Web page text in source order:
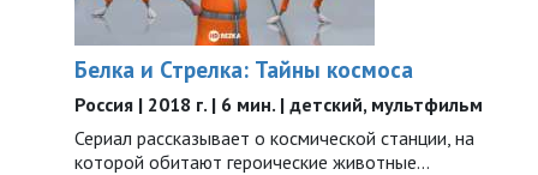
Белка и Стрелка: Тайны космоса
Россия | 2018 г. | 6 мин. | детский, мультфильм
Сериал рассказывает о космической станции, на
которой обитают героические животные…